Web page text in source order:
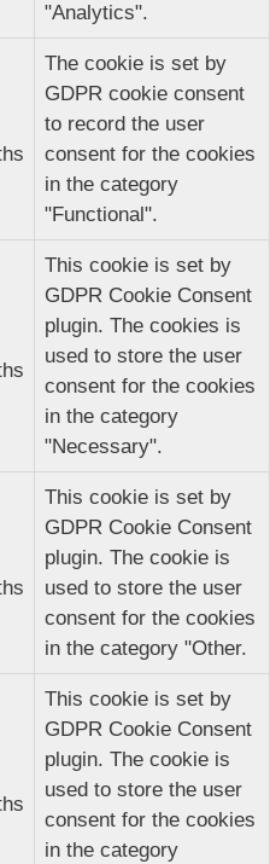
"Analytics".
The cookie is set by
GDPR cookie consent
to record the user
consent for the cookies
in the category
"Functional".
This cookie is set by
GDPR Cookie Consent
plugin. The cookies is
used to store the user
consent for the cookies
in the category
"Necessary".
This cookie is set by
GDPR Cookie Consent
plugin. The cookie is
used to store the user
consent for the cookies
in the category "Other.
This cookie is set by
GDPR Cookie Consent
plugin. The cookie is
used to store the user
consent for the cookies
in the category